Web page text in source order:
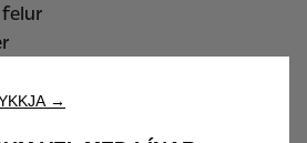
→